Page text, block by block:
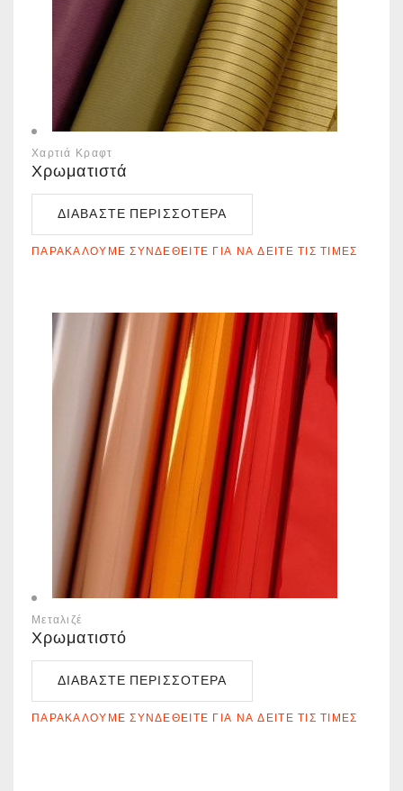
Χαρτιά Κραφτ
Χρωματιστά
ΔΙΑΒΆΣΤΕ ΠΕΡΙΣΣΌΤΕΡΑ
ΠΑΡΑΚΑΛΟΎΜΕ ΣΥΝΔΕΘΕΊΤΕ ΓΙΑ ΝΑ ΔΕΊΤΕ ΤΙΣ ΤΙΜΈΣ
Μεταλιζέ
Χρωματιστό
ΔΙΑΒΆΣΤΕ ΠΕΡΙΣΣΌΤΕΡΑ
ΠΑΡΑΚΑΛΟΎΜΕ ΣΥΝΔΕΘΕΊΤΕ ΓΙΑ ΝΑ ΔΕΊΤΕ ΤΙΣ ΤΙΜΈΣ